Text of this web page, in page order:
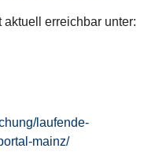
erreichbar unter:
laufende-
mainz/